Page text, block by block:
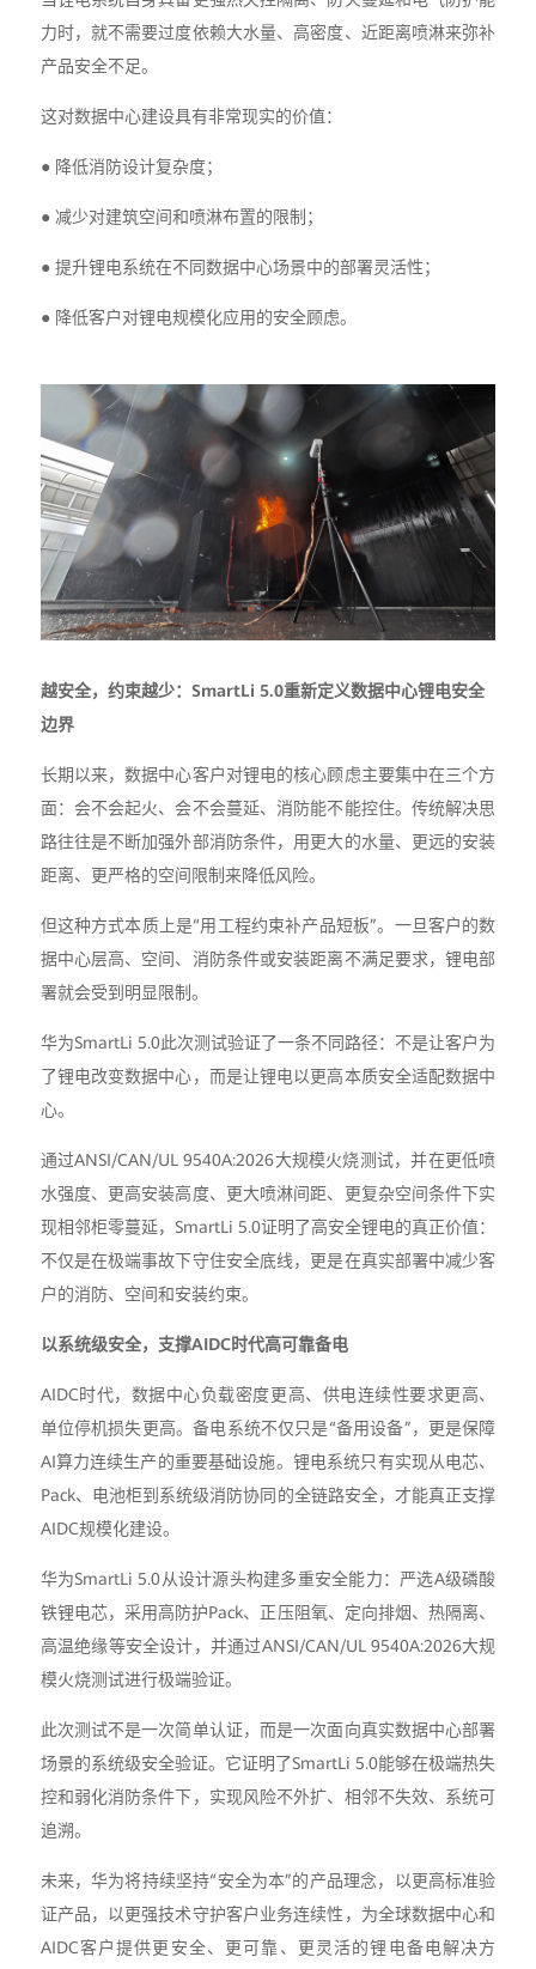
力时，就不需要过度依赖大水量、高密度、近距离喷淋来弥补
产品安全不足。
这对数据中心建设具有非常现实的价值：
● 降低消防设计复杂度；
● 减少对建筑空间和喷淋布置的限制；
● 提升锂电系统在不同数据中心场景中的部署灵活性；
● 降低客户对锂电规模化应用的安全顾虑。
越安全，约束越少：SmartLi 5.0重新定义数据中心锂电安全
边界
长期以来，数据中心客户对锂电的核心顾虑主要集中在三个方
面：会不会起火、会不会蔓延、消防能不能控住。传统解决思
路往往是不断加强外部消防条件，用更大的水量、更远的安装
距离、更严格的空间限制来降低风险。
但这种方式本质上是“用工程约束补产品短板”。一旦客户的数
据中心层高、空间、消防条件或安装距离不满足要求，锂电部
署就会受到明显限制。
华为SmartLi 5.0此次测试验证了一条不同路径：不是让客户为
了锂电改变数据中心，而是让锂电以更高本质安全适配数据中
心。
通过ANSI/CAN/UL 9540A:2026大规模火烧测试，并在更低喷
水强度、更高安装高度、更大喷淋间距、更复杂空间条件下实
现相邻柜零蔓延，SmartLi 5.0证明了高安全锂电的真正价值：
不仅是在极端事故下守住安全底线，更是在真实部署中减少客
户的消防、空间和安装约束。
以系统级安全，支撑AIDC时代高可靠备电
AIDC时代，数据中心负载密度更高、供电连续性要求更高、
单位停机损失更高。备电系统不仅只是“备用设备”，更是保障
AI算力连续生产的重要基础设施。锂电系统只有实现从电芯、
Pack、电池柜到系统级消防协同的全链路安全，才能真正支撑
AIDC规模化建设。
华为SmartLi 5.0从设计源头构建多重安全能力：严选A级磷酸
铁锂电芯，采用高防护Pack、正压阻氧、定向排烟、热隔离、
高温绝缘等安全设计，并通过ANSI/CAN/UL 9540A:2026大规
模火烧测试进行极端验证。
此次测试不是一次简单认证，而是一次面向真实数据中心部署
场景的系统级安全验证。它证明了SmartLi 5.0能够在极端热失
控和弱化消防条件下，实现风险不外扩、相邻不失效、系统可
追溯。
未来，华为将持续坚持“安全为本”的产品理念，以更高标准验
证产品，以更强技术守护客户业务连续性，为全球数据中心和
AIDC客户提供更安全、更可靠、更灵活的锂电备电解决方